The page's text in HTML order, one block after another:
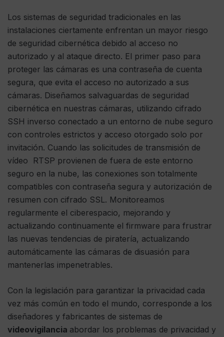
Los sistemas de seguridad tradicionales en las
instalaciones ciertamente enfrentan un mayor riesgo
de seguridad cibernética debido al acceso no
autorizado y al ataque directo. El primer paso para
proteger las cámaras es una contraseña de cuenta
segura, que evita el acceso no autorizado a sus
cámaras. Diseñamos salvaguardas de seguridad
cibernética en nuestras cámaras, utilizando cifrado
SSH inverso conectado a un entorno de nube seguro
con controles estrictos y acceso otorgado solo por
invitación. Cuando las solicitudes de transmisión de
vídeo RTSP provienen de fuera de este entorno
seguro en la nube, las conexiones son totalmente
compatibles con contraseña segura y autorización de
resumen con cifrado SSL. Monitoreamos
regularmente el ciberespacio, mejorando y
actualizando continuamente el firmware para frustrar
las nuevas tendencias de piratería, actualizando
automáticamente las cámaras de disuasión para
mantenerlas impenetrables.
Con la legislación para garantizar la privacidad cada
vez más común en todo el mundo, corresponde a los
diseñadores y fabricantes de sistemas de
videovigilancia abordar los problemas de privacidad y